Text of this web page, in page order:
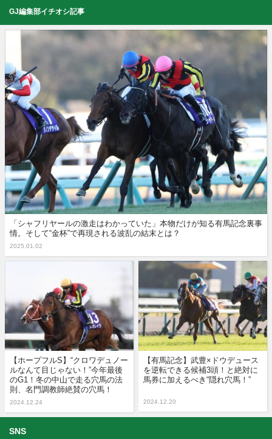
GJ編集部イチオシ記事
「シャフリヤールの激走はわかっていた」本物だけが知る有馬記念裏事
情。そして“金杯”で再現される波乱の結末とは？
2025.01.02
【ホープフルS】“クロワデュノー
ルなんて目じゃない！”今年最後
のG1！冬の中山で走る穴馬の法
則、名門調教師絶賛の穴馬！
2024.12.24
【有馬記念】武豊×ドウデュース
を逆転できる候補3頭！と絶対に
馬券に加えるべき“隠れ穴馬！”
2024.12.20
SNS